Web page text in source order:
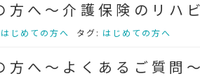
方へ～介護保険のリハ
はじめての方へ タグ: はじめての方へ
方へ～よくあるご質問～